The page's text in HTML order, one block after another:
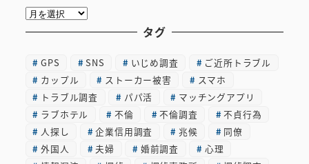
ア
ー
イ
ブ
タグ
GPS SNS いじめ調査
ご近所トラブル
カップル
ストーカー被害
スマホ
トラブル調査
パパ活
マッチングアプリ
ラブホテル
不倫 不倫調査
不貞行為
人探し
企業信用調査 兆候
同僚
外国人
夫婦 婚前調査
心理